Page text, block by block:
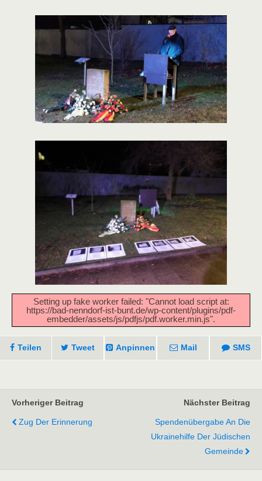
Setting up fake worker failed: "Cannot load script at:
https://bad-nenndorf-ist-bunt.de/wp-content/plugins/pdf-
embedder/assets/js/pdfjs/pdf.worker.min.js".
Teilen Tweet Anpinnen Mail SMS
Vorheriger Beitrag
Zug Der Erinnerung
Nächster Beitrag
Spendenübergabe An Die
Ukrainehilfe Der Jüdischen
Gemeinde